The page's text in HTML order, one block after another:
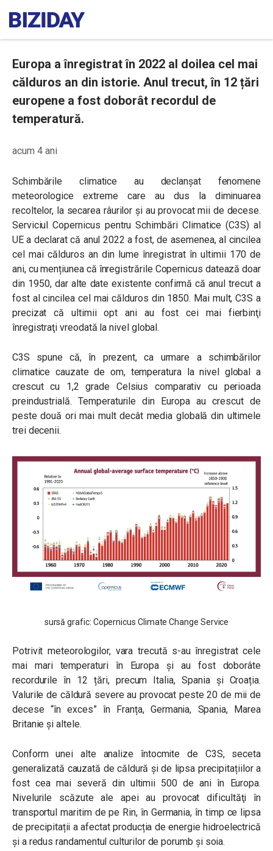
Europa a înregistrat în 2022 al doilea cel mai
călduros an din istorie. Anul trecut, în 12 țări
europene a fost doborât recordul de
temperatură.
acum 4 ani
Schimbările climatice au declanșat fenomene
meteorologice extreme care au dus la diminuarea
recoltelor, la secarea râurilor și au provocat mii de decese.
Serviciul Copernicus pentru Schimbări Climatice (C3S) al
UE a declarat că anul 2022 a fost, de asemenea, al cincilea
cel mai călduros an din lume înregistrat în ultimii 170 de
ani, cu mențiunea că înregistrările Copernicus datează doar
din 1950, dar alte date existente confirmă că anul trecut a
fost al cincilea cel mai călduros din 1850. Mai mult, C3S a
precizat că ultimii opt ani au fost cei mai fierbinţi
înregistraţi vreodată la nivel global.
C3S spune că, în prezent, ca urmare a schimbărilor
climatice cauzate de om, temperatura la nivel global a
crescut cu 1,2 grade Celsius comparativ cu perioada
preindustrială. Temperaturile din Europa au crescut de
peste două ori mai mult decât media globală din ultimele
trei decenii.
sursă grafic: Copernicus Climate Change Service
Potrivit meteorologilor, vara trecută s-au înregistrat cele
mai mari temperaturi în Europa și au fost doborâte
recordurile în 12 țări, precum Italia, Spania și Croația.
Valurile de căldură severe au provocat peste 20 de mii de
decese “în exces” în Franța, Germania, Spania, Marea
Britanie şi altele.
Conform unei alte analize întocmite de C3S, seceta
generalizată cauzată de căldură şi de lipsa precipitațiilor a
fost cea mai severă din ultimii 500 de ani în Europa.
Nivelurile scăzute ale apei au provocat dificultăţi în
transportul maritim de pe Rin, în Germania, în timp ce lipsa
de precipitații a afectat producția de energie hidroelectrică
și a redus randamentul culturilor de porumb și soia.